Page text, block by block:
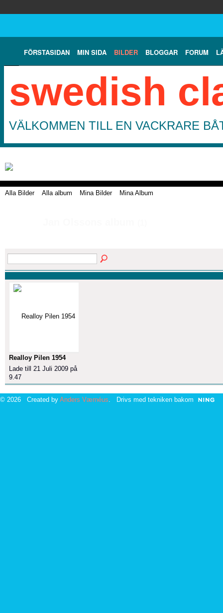
FÖRSTASIDAN MIN SIDA BILDER BLOGGAR FORUM
swedish
VÄLKOMMEN TILL EN VACKRARE
Alla Bilder Alla album Mina Bilder Mina Album
Realloy Pilen 1954
Lade till 21 Juli 2009 på
9.47
© 2026 Created by Anders Værnéus . Drivs med tekniken bakom